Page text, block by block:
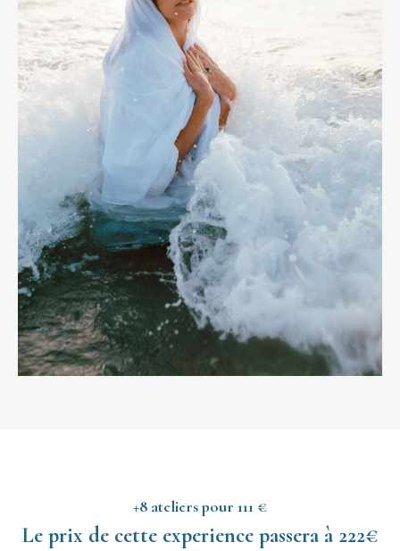
+8 ateliers pour 111 €
Le prix de cette experience passera à 222€